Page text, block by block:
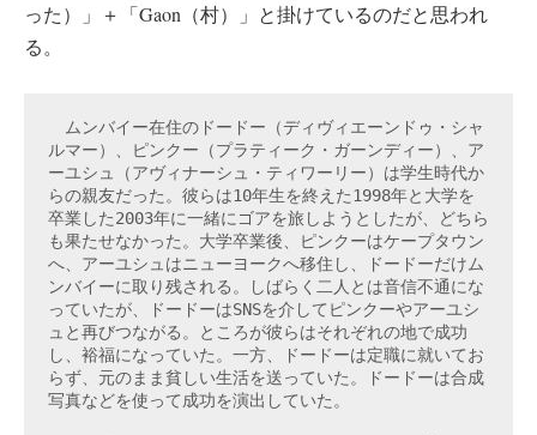
った）」＋「Gaon（村）」と掛けているのだと思われ
る。
ムンバイー在住のドードー（ディヴィエーンドゥ・シャ
ルマー）、ピンクー（プラティーク・ガーンディー）、ア
ーユシュ（アヴィナーシュ・ティワーリー）は学生時代か
らの親友だった。彼らは10年生を終えた1998年と大学を
卒業した2003年に一緒にゴアを旅しようとしたが、どちら
も果たせなかった。大学卒業後、ピンクーはケープタウン
へ、アーユシュはニューヨークへ移住し、ドードーだけム
ンバイーに取り残される。しばらく二人とは音信不通にな
っていたが、ドードーはSNSを介してピンクーやアーユシ
ュと再びつながる。ところが彼らはそれぞれの地で成功
し、裕福になっていた。一方、ドードーは定職に就いてお
らず、元のまま貧しい生活を送っていた。ドードーは合成
写真などを使って成功を演出していた。